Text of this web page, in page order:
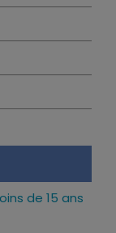
de 15 ans